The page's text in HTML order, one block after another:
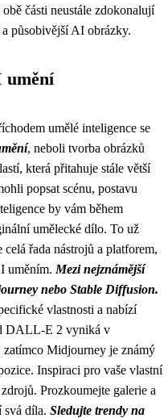
části neustále zdokonalují
působivější AI obrázky.
umění
umělé inteligence se
, neboli tvorba obrázků
která přitahuje stále větší
popsat scénu, postavu
by vám během
umělecké dílo. To už
řada nástrojů a platforem,
uměním. Mezi nejznámější
nebo Stable Diffusion.
vlastnosti a nabízí
DALL-E 2 vyniká v
zatímco Midjourney je známý
Inspiraci pro vaše vlastní
Prozkoumejte galerie a
svá díla. Sledujte trendy na